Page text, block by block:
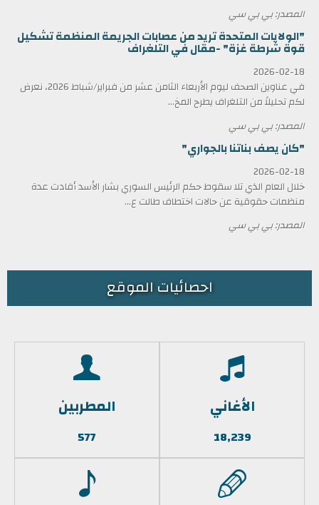
المصدر: بي بي سي
"الولايات المتحدة تريد من عصابات الجريمة المنظمة تشكيل
قوة شرطة غزة" -مقال في التلغراف
2026-02-18
في عناوين الصحف ليوم الأربعاء الثامن عشر من فبراير/شباط 2026، نعرض
لكم تحليلاً من التلغراف يطرح المخ...
المصدر: بي بي سي
"كان يصف بناتنا بالجواري"
2026-02-18
خلال العام الذي تلا سقوط حكم الرئيس السوري بشار الأسد أفادت عدة
منظمات حقوقية عن حالات اختطاف طالت ع...
المصدر: بي بي سي
احصائيات الموقع
الأغاني
18,239
المطربين
577